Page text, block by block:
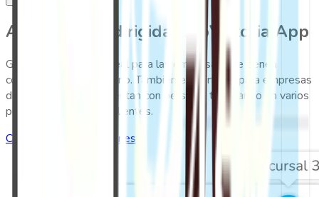
A quién está dirigida GeoVictoria App
GeoVictoria App es ideal para las empresas que tienen
colaboradores en terreno. También es perfecta para empresas
de outsourcing que cuentan con personal trabajando en varios
puntos para distintos clientes.
Cotiza nuestras soluciones